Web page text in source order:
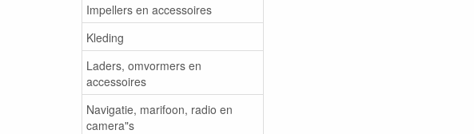
Impellers en accessoires
Kleding
Laders, omvormers en
accessoires
Navigatie, marifoon, radio en
camera"s